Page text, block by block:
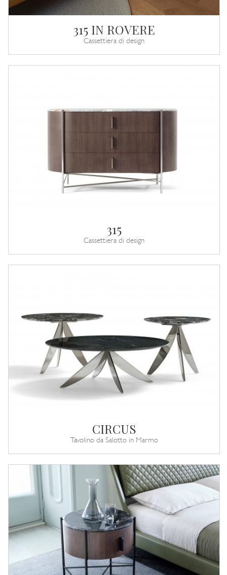
315 IN ROVERE
Cassettiera di design
315
Cassettiera di design
CIRCUS
Tavolino da Salotto in Marmo